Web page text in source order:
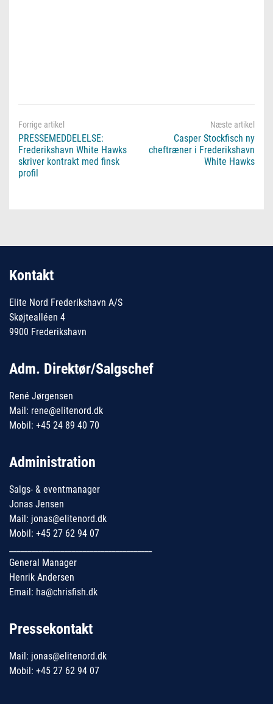
PRESSEMEDDELELSE:
Frederikshavn White Hawks
skriver kontrakt med finsk
profil
Casper Stockfisch ny
cheftræner i Frederikshavn
White Hawks
Kontakt
Elite Nord Frederikshavn A/S
Skøjtealléen 4
9900 Frederikshavn
Adm. Direktør/Salgschef
René Jørgensen
Mail: rene@elitenord.dk
Mobil: +45 24 89 40 70
Administration
Salgs- & eventmanager
Jonas Jensen
Mail: jonas@elitenord.dk
Mobil: +45 27 62 94 07
General Manager
Henrik Andersen
Email: ha@chrisfish.dk
Pressekontakt
Mail: jonas@elitenord.dk
Mobil: +45 27 62 94 07